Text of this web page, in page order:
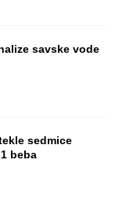
savske vode
sedmice
beba